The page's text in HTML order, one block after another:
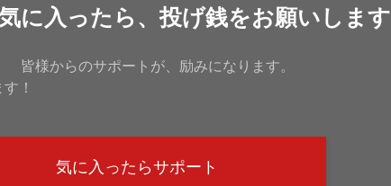
に入ったら、投げ銭をお願いします
皆様からのサポートが、励みになります。
！
気に入ったらサポート